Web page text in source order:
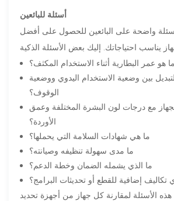
أسئلة للبائعين
واضحة على البائعين للحصول على أفضل
ما هو عمر البطارية أثناء الاستخدام المكثف؟
بين وضعية الاستخدام اليدوي ووضعية
الوقوف؟
مع درجات لون البشرة المختلفة وعمق
الأوردة؟
ما هي شهادات السلامة التي يحملها؟
ما مدى سهولة تنظيفه وصيانته؟
ما الذي يشمله الضمان وخطة الدعم؟
إضافية للقطع أو تحديثات البرامج؟
الأسئلة لمقارنة كل جهاز من أجهزة تحديد